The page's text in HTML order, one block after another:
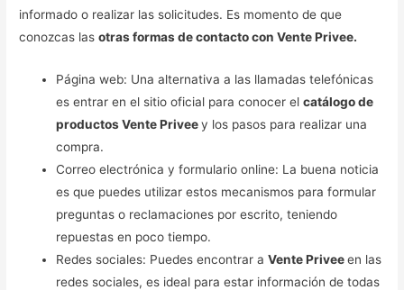
informado o realizar las solicitudes. Es momento de que
conozcas lasotras formas de contacto con Vente Privee.
Página web: Una alternativa a las llamadas telefónicas
es entrar en el sitio oficial para conocer elcatálogo de
productos Vente Priveey los pasos para realizar una
compra.
Correo electrónica y formulario online: La buena noticia
es que puedes utilizar estos mecanismos para formular
preguntas o reclamaciones por escrito, teniendo
repuestas en poco tiempo.
Redes sociales: Puedes encontrar aVente Priveeen las
redes sociales, es ideal para estar información de todas